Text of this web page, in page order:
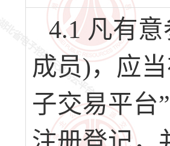
4.1 凡有
成员)，应
子交易平台